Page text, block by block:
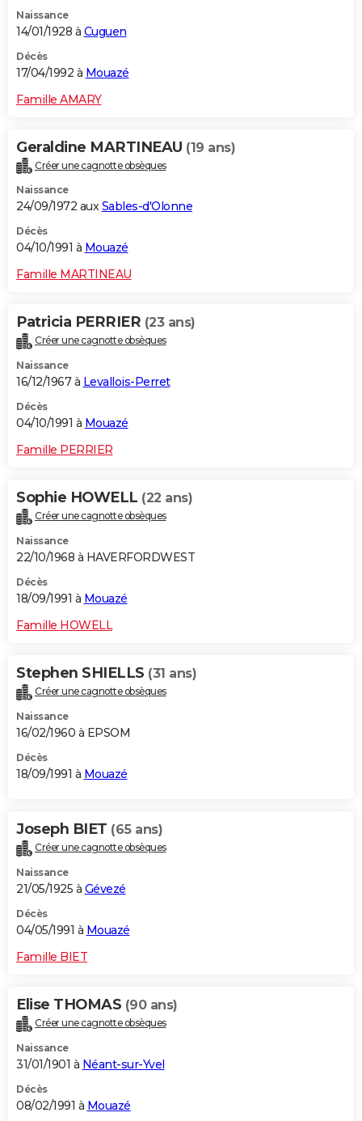
Naissance
14/01/1928 à Cuguen
Décès
17/04/1992 à Mouazé
Famille AMARY
Geraldine MARTINEAU (19 ans)
Créer une cagnotte obsèques
Naissance
24/09/1972 auxSables-d'Olonne
Décès
04/10/1991 à Mouazé
Famille MARTINEAU
Patricia PERRIER (23 ans)
Créer une cagnotte obsèques
Naissance
16/12/1967 à Levallois-Perret
Décès
04/10/1991 à Mouazé
Famille PERRIER
Sophie HOWELL (22 ans)
Créer une cagnotte obsèques
Naissance
22/10/1968 à HAVERFORDWEST
Décès
18/09/1991 à Mouazé
Famille HOWELL
Stephen SHIELLS (31 ans)
Créer une cagnotte obsèques
Naissance
16/02/1960 à EPSOM
Décès
18/09/1991 à Mouazé
Joseph BIET (65 ans)
Créer une cagnotte obsèques
Naissance
21/05/1925 à Gévezé
Décès
04/05/1991 à Mouazé
Famille BIET
Elise THOMAS (90 ans)
Créer une cagnotte obsèques
Naissance
31/01/1901 à Néant-sur-Yvel
Décès
08/02/1991 à Mouazé